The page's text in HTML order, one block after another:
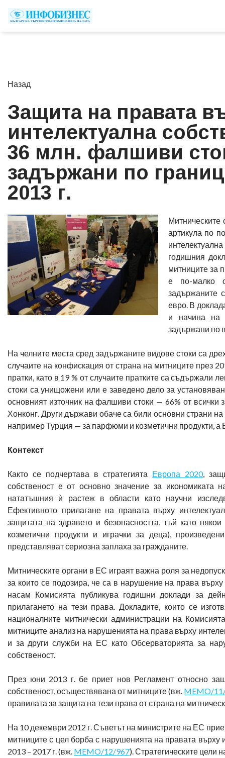
Назад
Защита на правата
интелектуална
36 млн. фалшиви
задържани по
2013 г.
артикула по
годишния
митниците за
е по-малко
задържаните
евро. В
и начина на
задържани по
На челните места сред задържаните видове стоки са
случаите на конфискация от страна на митниците през
пратки, като в 19 % от случаите пратките са съдържали
стоки са унищожени или е заведено дело за
основният източник на фалшиви стоки — 66% от всички
Хонконг. Други държави обаче са били основни страни
например Турция — за парфюми и козметични продукти, а
Контекст
Както се подчертава в стратегията Европа 2020,
собственост е от основно значение за
нататъшния ѝ растеж в области като научни
Ефективното прилагане на правата върху
защитата на здравето и безопасността, тъй като
козметични продукти и играчки за деца),
представляват сериозна заплаха за гражданите.
Митническите органи в ЕС играят важна роля за
за които се подозира, че са в нарушение на права върху
насам Комисията публикува годишни доклади за
прилагането на тези права. Докладите, които се
националните митнически администрации на
митниците анализ на нарушенията на права върху
и за други служби на ЕС като Обсерваторията за
собственост.
През юни 2013 г. бе приет нов Регламент относно
собственост, осъществявана от митниците (вж. MEMO/
правилата за защита на тези права от страна на
На 10 декември 2012 г. Съветът на министрите на ЕС
митниците с цел борба с нарушенията на правата върху
2013 – 2017 г. (вж. MEMO/12/967). Стратегическите цели